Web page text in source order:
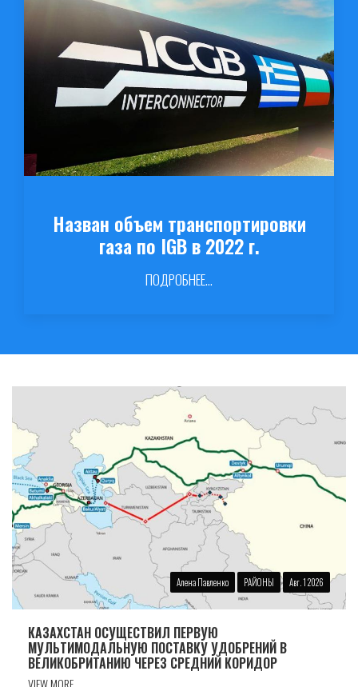
Назван объем транспортировки
газа по IGB в 2022 г.
ПОДРОБНЕЕ...
Алена Павленко РАЙОНЫ Авг. 1 2026
КАЗАХСТАН ОСУЩЕСТВИЛ ПЕРВУЮ
МУЛЬТИМОДАЛЬНУЮ ПОСТАВКУ УДОБРЕНИЙ В
ВЕЛИКОБРИТАНИЮ ЧЕРЕЗ СРЕДНИЙ КОРИДОР
VIEW MORE